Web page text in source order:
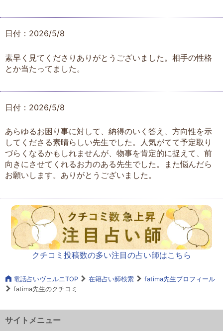
日付：2026/5/8
素早く見てくださりありがとうございました。相手の性格
とか当たってました。
日付：2026/5/8
あらゆるお困り事に対して、納得のいく答え、方向性を示
してくださる素晴らしい先生でした。人気がてて予定取り
づらくなるかもしれませんが、物事を肯定的に捉えて、前
向きにさせてくれるお力のある先生でした。また悩んだら
お願いします。ありがとうございました。
クチコミ投稿数の多い注目の占い師はこちら
電話占いヴェルニTOP 在籍占い師検索
fatima先生プロフィール
fatima先生のクチコミ
サイトメニュー